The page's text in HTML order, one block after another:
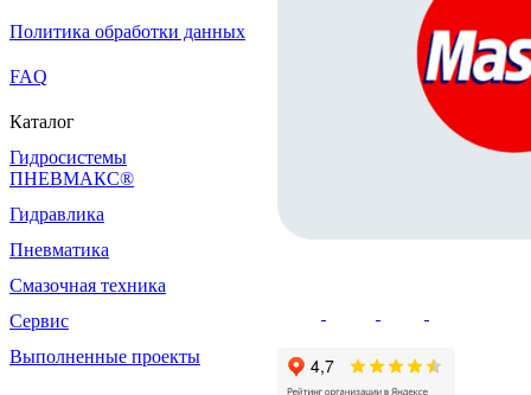
Политика обработки данных
FAQ
Каталог
Гидросистемы
ПНЕВМАКС®
Гидравлика
Пневматика
Смазочная техника
Сервис
Выполненные проекты